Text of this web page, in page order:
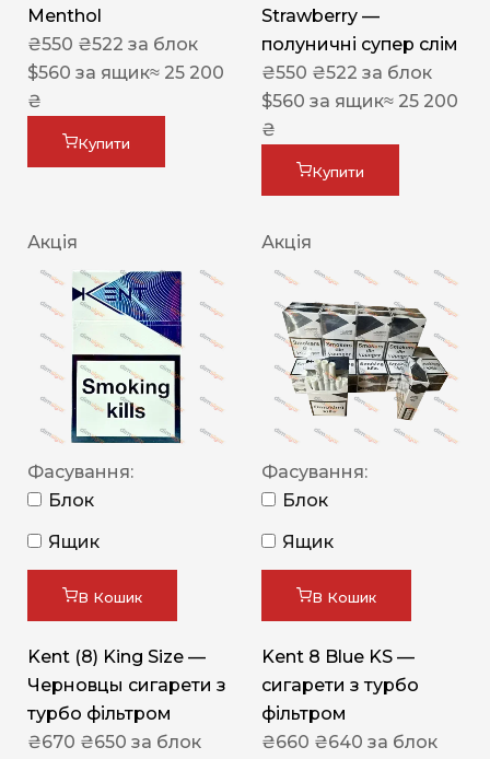
Menthol
₴550 ₴522 за блок
$560 за ящик≈ 25 200
₴
Купити
Strawberry —
полуничні супер слім
₴550 ₴522 за блок
$560 за ящик≈ 25 200
₴
Купити
Акція
Фасування:
Блок
Ящик
В Кошик
Kent (8) King Size —
Черновцы сигарети з
турбо фільтром
₴670 ₴650 за блок
Акція
Фасування:
Блок
Ящик
В Кошик
Kent 8 Blue KS —
сигарети з турбо
фільтром
₴660 ₴640 за блок